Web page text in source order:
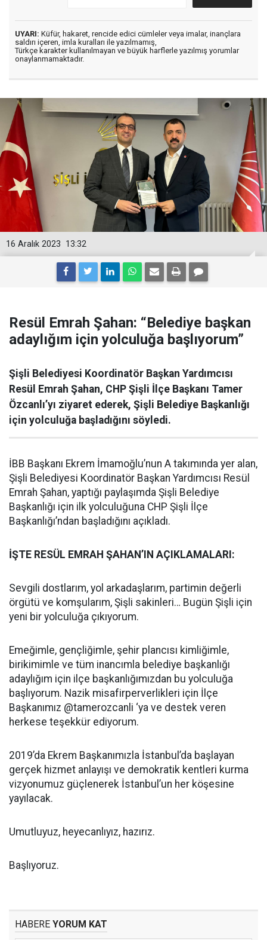
UYARI: Küfür, hakaret, rencide edici cümleler veya imalar, inançlara
saldırı içeren, imla kuralları ile yazılmamış,
Türkçe karakter kullanılmayan ve büyük harflerle yazılmış yorumlar
onaylanmamaktadır.
13:32
16 Aralık 2023
Resül Emrah Şahan: “Belediye başkan
adaylığım için yolculuğa başlıyorum”
Şişli Belediyesi Koordinatör Başkan Yardımcısı
Resül Emrah Şahan, CHP Şişli İlçe Başkanı Tamer
Özcanlı’yı ziyaret ederek, Şişli Belediye Başkanlığı
için yolculuğa başladığını söyledi.
İBB Başkanı Ekrem İmamoğlu’nun A takımında yer alan,
Şişli Belediyesi Koordinatör Başkan Yardımcısı Resül
Emrah Şahan, yaptığı paylaşımda Şişli Belediye
Başkanlığı için ilk yolculuğuna CHP Şişli İlçe
Başkanlığı’ndan başladığını açıkladı.
İŞTE RESÜL EMRAH ŞAHAN’IN AÇIKLAMALARI:
Sevgili dostlarım, yol arkadaşlarım, partimin değerli
örgütü ve komşularım, Şişli sakinleri… Bugün Şişli için
yeni bir yolculuğa çıkıyorum.
Emeğimle, gençliğimle, şehir plancısı kimliğimle,
birikimimle ve tüm inancımla belediye başkanlığı
adaylığım için ilçe başkanlığımızdan bu yolculuğa
başlıyorum. Nazik misafirperverlikleri için İlçe
Başkanımız @tamerozcanli ‘ya ve destek veren
herkese teşekkür ediyorum.
2019’da Ekrem Başkanımızla İstanbul’da başlayan
gerçek hizmet anlayışı ve demokratik kentleri kurma
vizyonumuz güçlenerek İstanbul’un her köşesine
yayılacak.
Umutluyuz, heyecanlıyız, hazırız.
Başlıyoruz.
HABERE YORUM KAT